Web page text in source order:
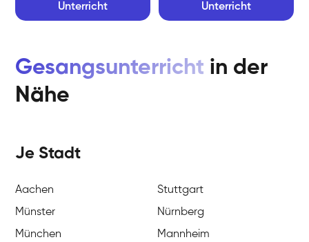
Unterricht
Unterricht
Gesangsunterricht in der
Nähe
Je Stadt
Aachen
Stuttgart
Münster
Nürnberg
München
Mannheim